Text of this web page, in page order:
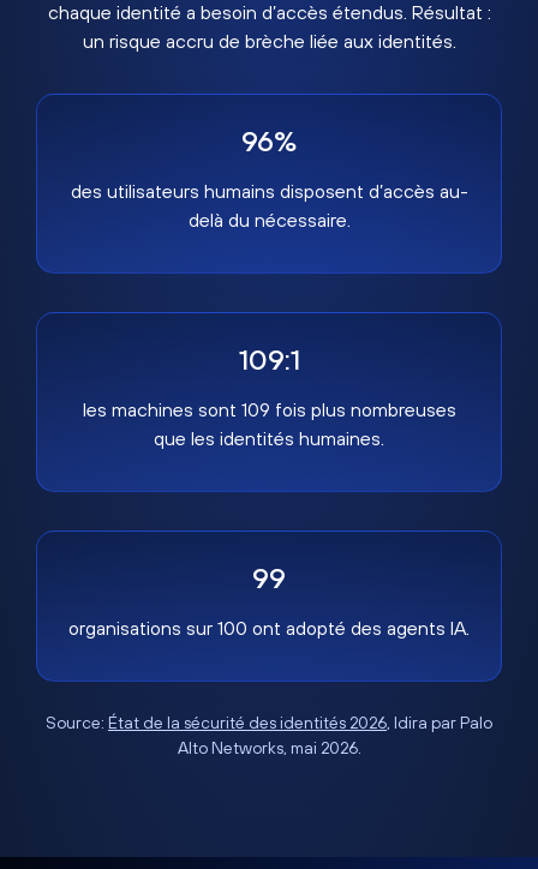
chaque identité a besoin d’accès étendus. Résultat :
un risque accru de brèche liée aux identités.
96%
des utilisateurs humains disposent d’accès au-
delà du nécessaire.
109:1
les machines sont 109 fois plus nombreuses
que les identités humaines.
99
organisations sur 100 ont adopté des agents IA.
Source: État de la sécurité des identités 2026, Idira par Palo
Alto Networks, mai 2026.